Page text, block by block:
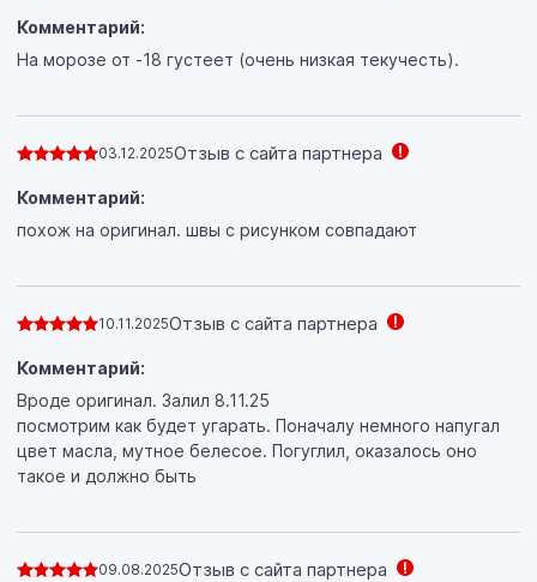
Комментарий:
На морозе от -18 густеет (очень низкая текучесть).
03.12.2025Отзыв с сайта партнера
Комментарий:
похож на оригинал. швы с рисунком совпадают
10.11.2025Отзыв с сайта партнера
Комментарий:
Вроде оригинал. Залил 8.11.25
посмотрим как будет угарать. Поначалу немного напугал
цвет масла, мутное белесое. Погуглил, оказалось оно
такое и должно быть
09.08.2025Отзыв с сайта партнера